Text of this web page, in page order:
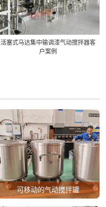
活塞式马达集中输调漆气动搅拌器客
户案例
可移动的气动搅拌罐